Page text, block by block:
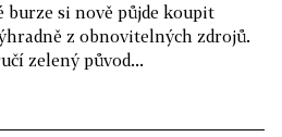
burze si nově půjde koupit
z obnovitelných zdrojů.
zelený původ...